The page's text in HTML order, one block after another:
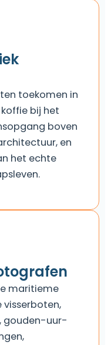
toekomen in
bij het
boven
en
het echte
maritieme
gouden-uur-